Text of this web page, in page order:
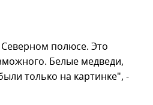
полюсе. Это
Белые медведи,
только на картинке", -